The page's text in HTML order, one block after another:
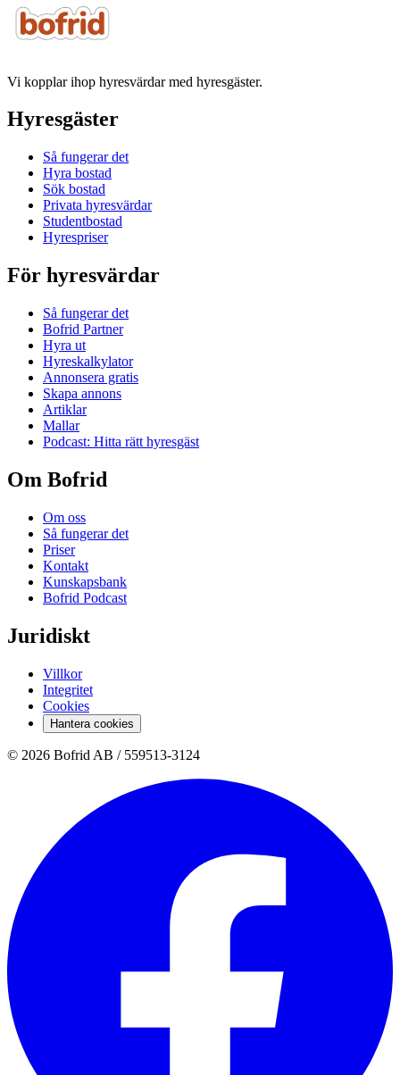
Vi kopplar ihop hyresvärdar med hyresgäster.
Hyresgäster
Så fungerar det
Hyra bostad
Sök bostad
Privata hyresvärdar
Studentbostad
Hyrespriser
För hyresvärdar
Så fungerar det
Bofrid Partner
Hyra ut
Hyreskalkylator
Annonsera gratis
Skapa annons
Artiklar
Mallar
Podcast: Hitta rätt hyresgäst
Om Bofrid
Om oss
Så fungerar det
Priser
Kontakt
Kunskapsbank
Bofrid Podcast
Juridiskt
Villkor
Integritet
Cookies
Hantera cookies
© 2026 Bofrid AB / 559513-3124